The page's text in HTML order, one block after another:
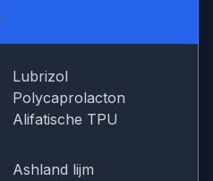
Lubrizol
Polycaprolacton
Alifatische TPU
Ashland lijm